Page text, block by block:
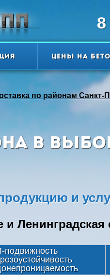
8
Цены на
по районам Санкт-
в
и
и
подвижность